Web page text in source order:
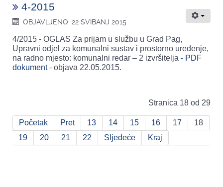
4-2015
OBJAVLJENO: 22 SVIBANJ 2015
4/2015 - OGLAS Za prijam u službu u Grad Pag,
Upravni odjel za komunalni sustav i prostorno uređenje,
na radno mjesto: komunalni redar – 2 izvršitelja - PDF
dokument- objava 22.05.2015.
Stranica 18 od 29
Početak Pret 13 14 15 16 17
18
19
20 21 22 Sljedeće Kraj